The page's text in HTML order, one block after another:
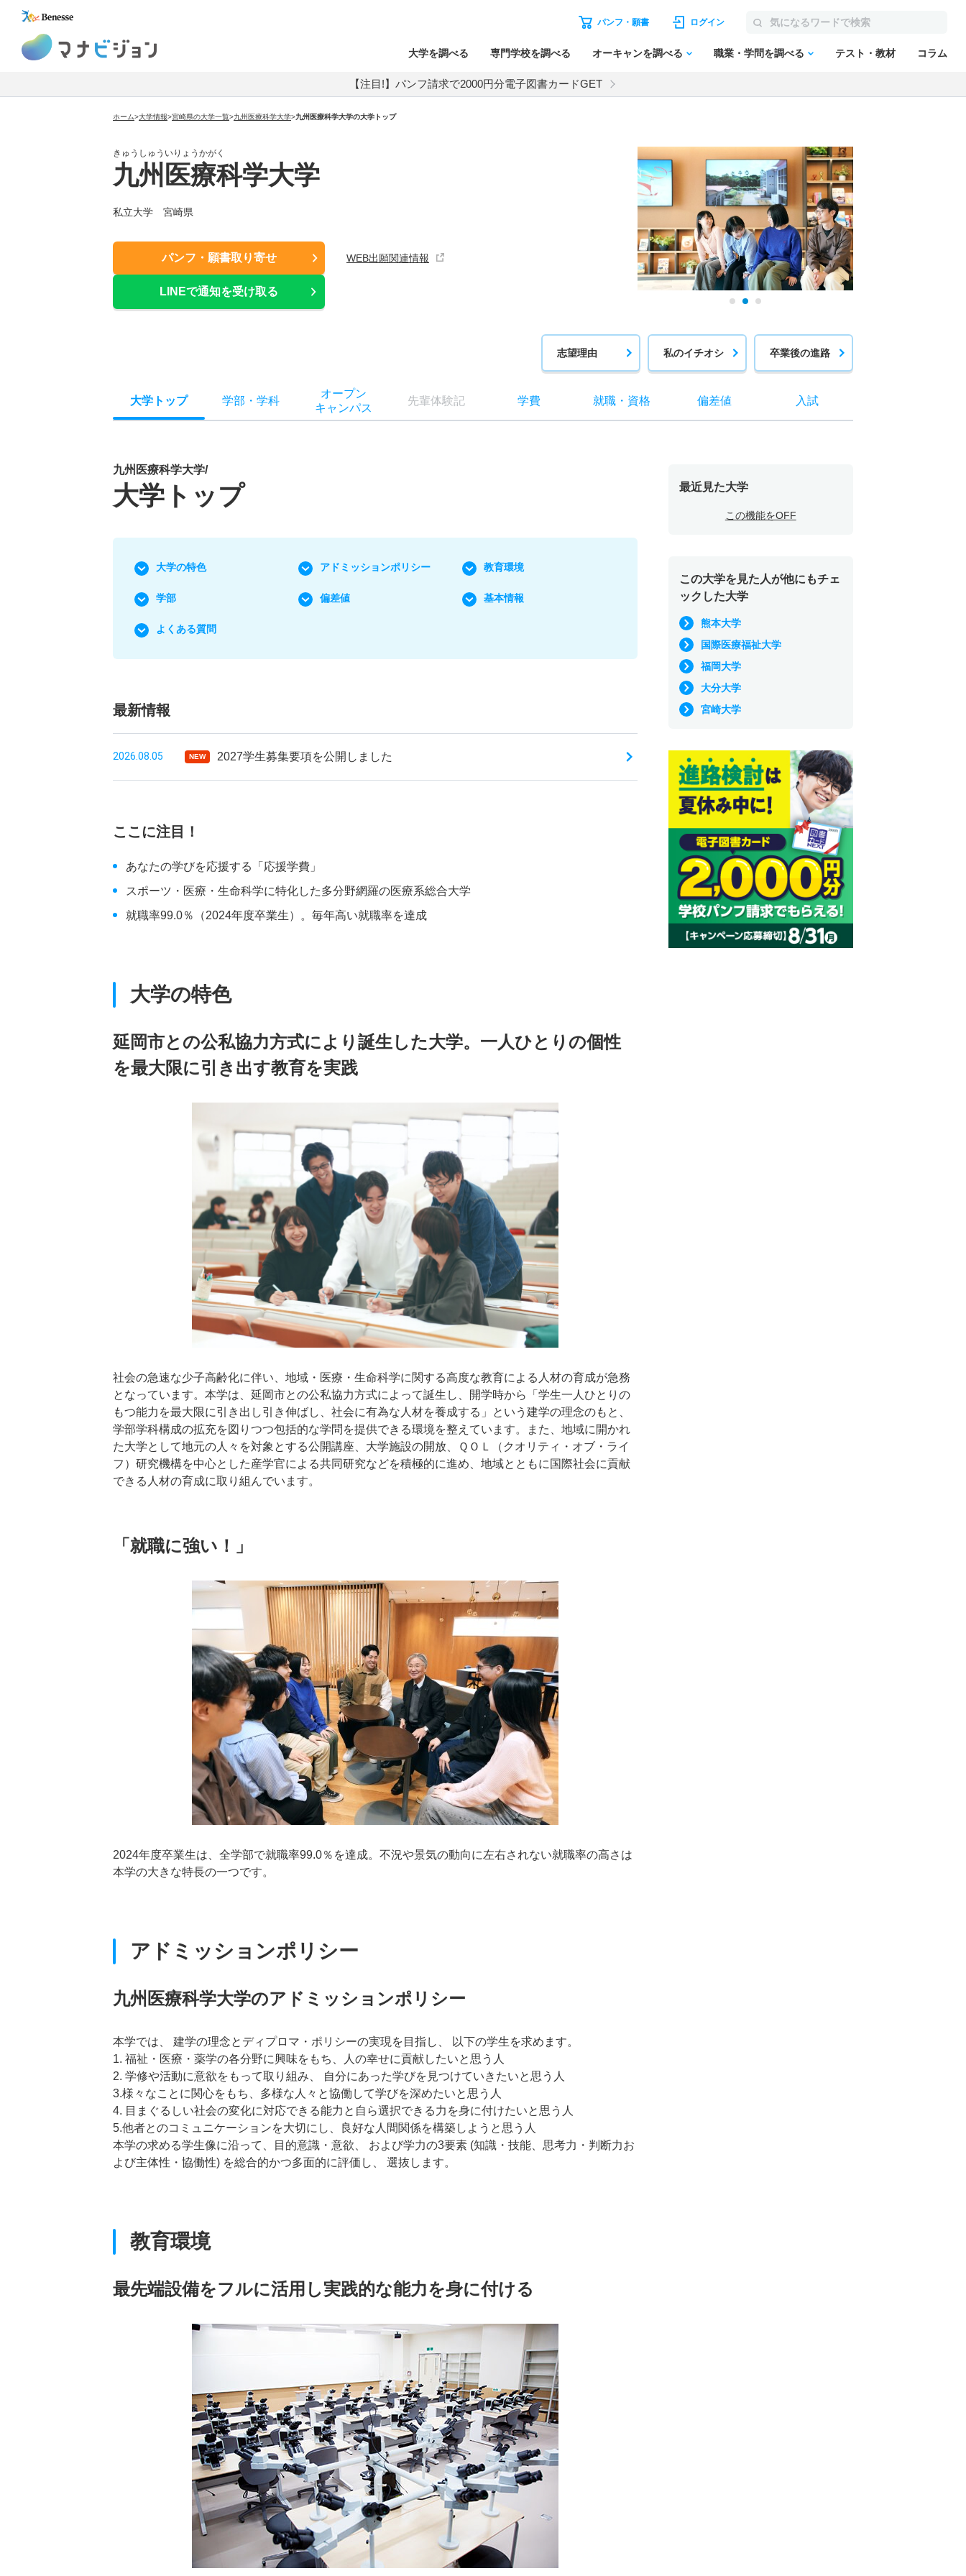
パンフ・願書 ログイン
大学を調べる 専門学校を調べる オーキャンを調べる 職業・学問を調べる テスト・教材 コラム
【注目!】パンフ請求で2000円分電子図書カードGET
ホーム>大学情報>宮崎県の大学一覧>九州医療科学大学>九州医療科学大学の大学トップ
きゅうしゅういりょうかがく
九州医療科学大学
私立大学 宮崎県
パンフ・願書取り寄せ
LINEで通知を受け取る
WEB出願関連情報
志望理由 私のイチオシ 卒業後の進路
大学トップ 学部 ・ 学科
オープン
キャンパス
先輩体験記 学費 就職・ 資格 偏差値 入試
九州医療科学大学/
大学トップ
大学の特色 アドミッションポリシー 教育環境
学部 偏差値 基本情報
よくある質問
最新情報
2026.08.05 NEW 2027学生募集要項を公開しました
ここに注目！
あなたの学びを応援する「応援学費」
スポーツ・医療・生命科学に特化した多分野網羅の医療系総合大学
就職率99.0％（2024年度卒業生）。毎年高い就職率を達成
大学の特色
延岡市との公私協力方式により誕生した大学。一人ひとりの個性
を最大限に引き出す教育を実践
社会の急速な少子高齢化に伴い、地域・医療・生命科学に関する高度な教育による人材の育成が急務
となっています。本学は、延岡市との公私協力方式によって誕生し、開学時から「学生一人ひとりの
もつ能力を最大限に引き出し引き伸ばし、社会に有為な人材を養成する」という建学の理念のもと、
学部学科構成の拡充を図りつつ包括的な学問を提供できる環境を整えています。また、地域に開かれ
た大学として地元の人々を対象とする公開講座、大学施設の開放、ＱＯＬ（クオリティ・オブ・ライ
フ）研究機構を中心とした産学官による共同研究などを積極的に進め、地域とともに国際社会に貢献
できる人材の育成に取り組んでいます。
「就職に強い！」
2024年度卒業生は、全学部で就職率99.0％を達成。不況や景気の動向に左右されない就職率の高さは
本学の大きな特長の一つです。
アドミッションポリシー
九州医療科学大学のアドミッションポリシー
本学では、 建学の理念とディプロマ・ポリシーの実現を目指し、 以下の学生を求めます。
1. 福祉・医療・薬学の各分野に興味をもち、人の幸せに貢献したいと思う人
2. 学修や活動に意欲をもって取り組み、 自分にあった学びを見つけていきたいと思う人
3.様々なことに関心をもち、多様な人々と協働して学びを深めたいと思う人
4. 目まぐるしい社会の変化に対応できる能力と自ら選択できる力を身に付けたいと思う人
5.他者とのコミュニケーションを大切にし、良好な人間関係を構築しようと思う人
本学の求める学生像に沿って、目的意識・意欲、 および学力の3要素 (知識・技能、思考力・判断力お
よび主体性・協働性) を総合的かつ多面的に評価し、 選抜します。
教育環境
最先端設備をフルに活用し実践的な能力を身に付ける
最近見た大学
この機能をOFF
この大学を見た人が他にもチェ
ックした大学
熊本大学
国際医療福祉大学
福岡大学
大分大学
宮崎大学